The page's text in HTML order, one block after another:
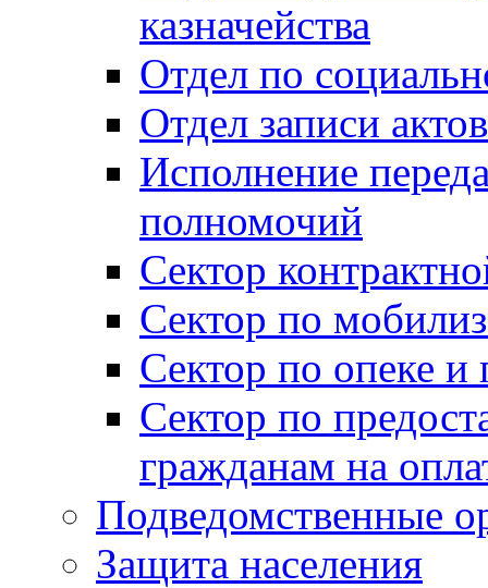
казначейства
Отдел по
Отдел записи
Исполнение
полномочий
Сектор
Сектор по
Сектор по опеке и
Сектор по
гражданам на
Подведомственные
Защита населения